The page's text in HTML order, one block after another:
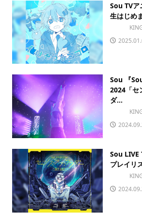
Sou TVア
生はじめ
Sou 『
2024「セ
ダ...
Sou LIVE
プレイリ